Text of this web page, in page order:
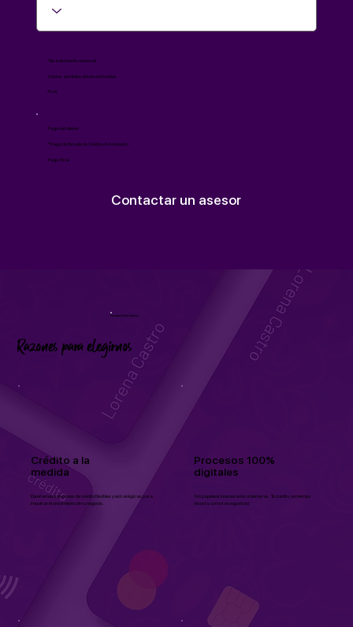
Tasa de interés mensual
Costos administrativos estimados
Aval
Pago del cliente
*Pago de Estudio de Crédito (IVA Incluido)
Pago Total
Contactar un asesor
Crédito a la
medida
Diseñamos soluciones de crédito flexibles y estratégicas para
impulsar el crecimiento de tu negocio.
Procesos 100%
digitales
Sin papeleos innecesarios ni demoras. Tu crédito, en tiempo
récord y con total seguridad.
Nuestros Beneficios
Razones para elegirnos